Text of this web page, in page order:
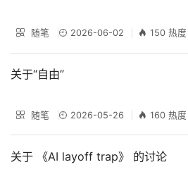
随笔 2026-06-02 150 热度
关于“自由”
随笔 2026-05-26 160 热度
关于 《AI layoff trap》 的讨论